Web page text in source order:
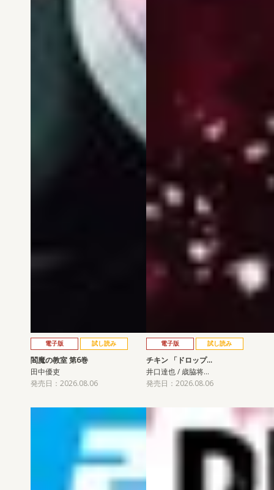
電子版 試し読み
閻魔の教室 第6巻
田中優吏
発売日：2026.08.06
電子版 試し読み
チキン 「ドロップ…
井口達也 / 歳脇将…
発売日：2026.08.06